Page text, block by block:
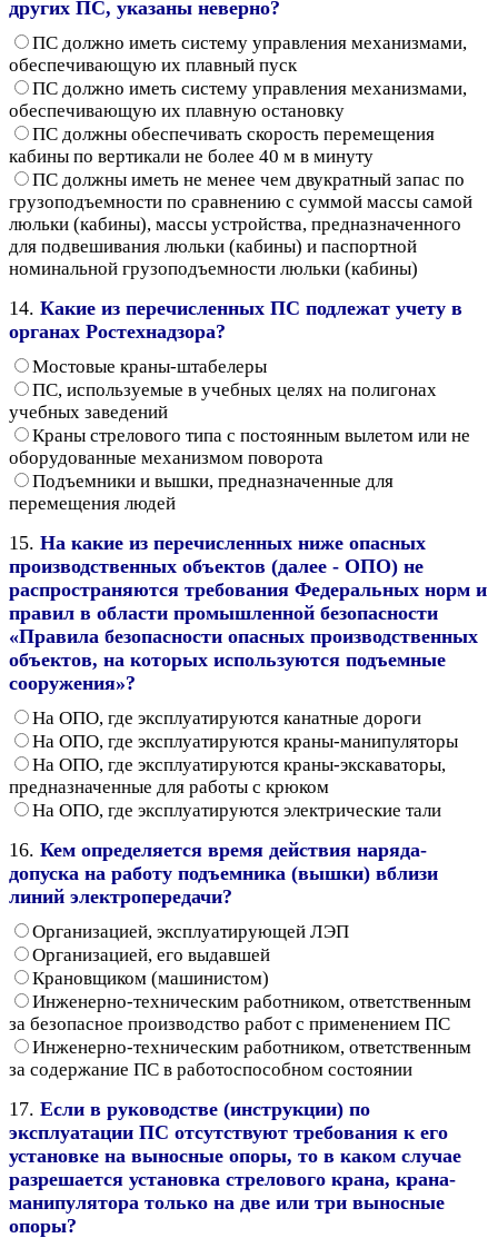
других ПС, указаны неверно?
ПС должно иметь систему управления механизмами,
обеспечивающую их плавный пуск
ПС должно иметь систему управления механизмами,
обеспечивающую их плавную остановку
ПС должны обеспечивать скорость перемещения
кабины по вертикали не более 40 м в минуту
ПС должны иметь не менее чем двукратный запас по
грузоподъемности по сравнению с суммой массы самой
люльки (кабины), массы устройства, предназначенного
для подвешивания люльки (кабины) и паспортной
номинальной грузоподъемности люльки (кабины)
14. Какие из перечисленных ПС подлежат учету в
органах Ростехнадзора?
Мостовые краны-штабелеры
ПС, используемые в учебных целях на полигонах
учебных заведений
Краны стрелового типа с постоянным вылетом или не
оборудованные механизмом поворота
Подъемники и вышки, предназначенные для
перемещения людей
15. На какие из перечисленных ниже опасных
производственных объектов (далее - ОПО) не
распространяются требования Федеральных норм и
правил в области промышленной безопасности
«Правила безопасности опасных производственных
объектов, на которых используются подъемные
сооружения»?
На ОПО, где эксплуатируются канатные дороги
На ОПО, где эксплуатируются краны-манипуляторы
На ОПО, где эксплуатируются краны-экскаваторы,
предназначенные для работы с крюком
На ОПО, где эксплуатируются электрические тали
16. Кем определяется время действия наряда-
допуска на работу подъемника (вышки) вблизи
линий электропередачи?
Организацией, эксплуатирующей ЛЭП
Организацией, его выдавшей
Крановщиком (машинистом)
Инженерно-техническим работником, ответственным
за безопасное производство работ с применением ПС
Инженерно-техническим работником, ответственным
за содержание ПС в работоспособном состоянии
17. Если в руководстве (инструкции) по
эксплуатации ПС отсутствуют требования к его
установке на выносные опоры, то в каком случае
разрешается установка стрелового крана, крана-
манипулятора только на две или три выносные
опоры?